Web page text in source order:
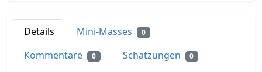
Details Mini-Masses 0
Kommentare 0 Schätzungen 0